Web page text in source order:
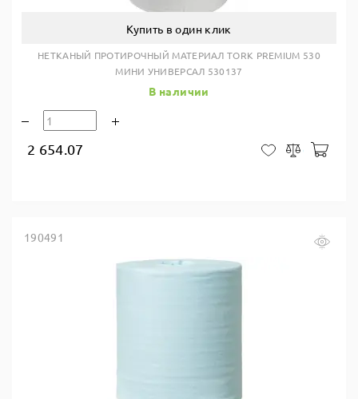
Купить в один клик
НЕТКАНЫЙ ПРОТИРОЧНЫЙ МАТЕРИАЛ TORK PREMIUM 530
МИНИ УНИВЕРСАЛ 530137
В наличии
2 654.07 В закладки
Сравнить
190491